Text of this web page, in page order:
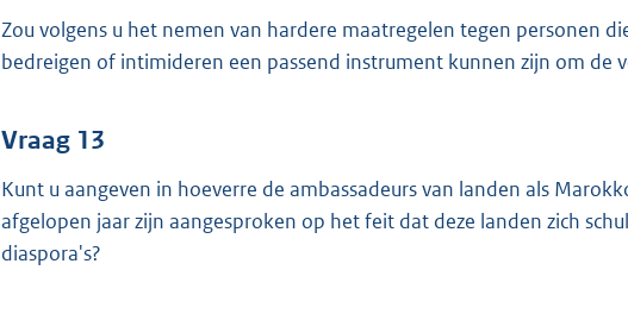
Zou volgens u het nemen van hardere maatregelen tegen personen
bedreigen of intimideren een passend instrument kunnen zijn om de
Vraag 13
Kunt u aangeven in hoeverre de ambassadeurs van landen als
afgelopen jaar zijn aangesproken op het feit dat deze landen zich
diaspora's?